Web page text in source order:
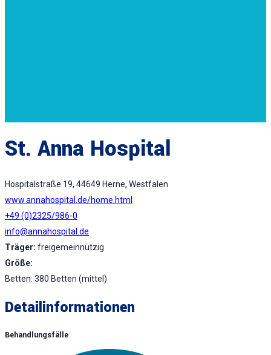
St. Anna Hospital
Hospitalstraße 19, 44649 Herne, Westfalen
www.annahospital.de/home.html
+49 (0)2325/986-0
info@annahospital.de
Träger: freigemeinnützig
Größe:
Betten: 380 Betten (mittel)
Detailinformationen
Behandlungsfälle